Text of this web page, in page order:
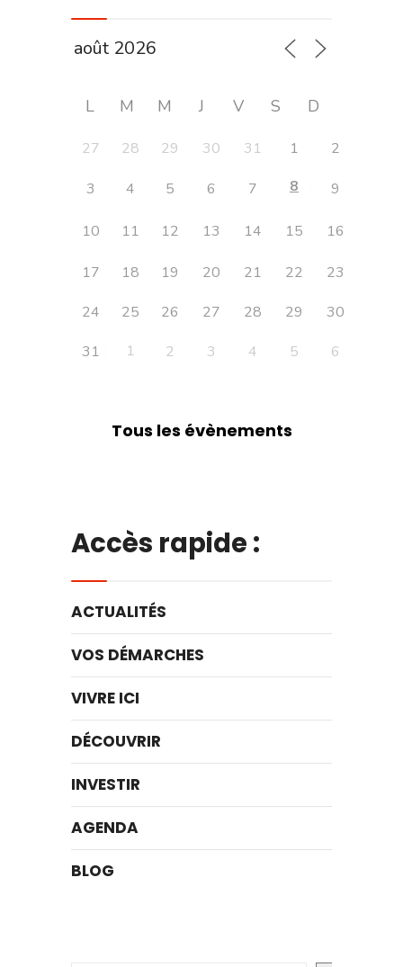
L M M J V S D
27 28 29 30 31 1 2
3 4 5 6 7 8 9
10 11 12 13 14 15 16
17 18 19 20 21 22
23
24
25 26 27 28 29
30
31
1 2 3 4 5 6
Tous les évènements
Accès rapide :
ACTUALITÉS
VOS DÉMARCHES
VIVRE ICI
DÉCOUVRIR
INVESTIR
AGENDA
BLOG